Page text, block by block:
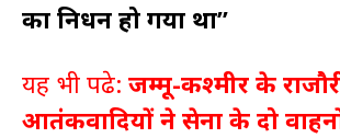
का निधन हो गया था”
यह भी पढे: जम्मू-कश्मीर के
आतंकवादियों ने सेना के दो